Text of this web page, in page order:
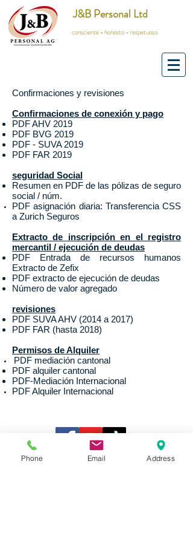
J&B Personal Ltd
consciente - honesto - respetuoso
Confirmaciones y revisiones
Confirmaciones de conexión y pago
PDFAHV 2019
PDF BVG 2019
PDF - SUVA 2019
PDF FAR 2019
seguridad Social
Resumen en PDF de las pólizas de seguro
social / núm.
PDF asignación diaria: Transferencia CSS
a Zurich Seguros
Extracto de inscripción en el registro
mercantil / ejecución de deudas
PDF Entrada de recursos humanos
Extracto de Zefix
PDF extracto de ejecución de deudas
Número de valor agregado
revisiones
PDF SUVA AHV (2014 a 2017)
PDF FAR (hasta 2018)
Permisos de Alquiler
PDF mediación cantonal
PDF alquiler cantonal
PDF-Mediación Internacional
PDF Alquiler Internacional
Phone Email Address